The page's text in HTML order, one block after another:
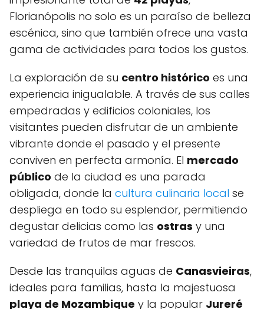
Florianópolis no solo es un paraíso de belleza
escénica, ‍sino que también ofrece una ​vasta
gama de actividades para todos ⁢los gustos.
La exploración ‌de su‍ centro histórico es una
experiencia inigualable. A través de sus calles
empedradas y edificios coloniales, los
visitantes pueden disfrutar de un ambiente
vibrante donde el pasado y el presente
conviven en perfecta armonía. El mercado
público de la ciudad es una ‍parada
obligada, donde la cultura culinaria local se ​
despliega en todo su esplendor, permitiendo
degustar delicias como las ostras y una
variedad de frutos de mar frescos.
Desde ⁢las tranquilas aguas de Canasvieiras,
ideales para familias, ​hasta la majestuosa
playa de Mozambique y la⁢ popular Jureré